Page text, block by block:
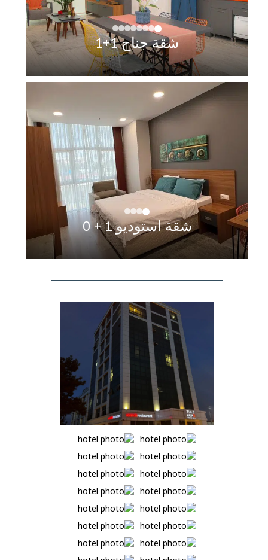
شقة جناح 1+1
شقة استوديو 1 + 0